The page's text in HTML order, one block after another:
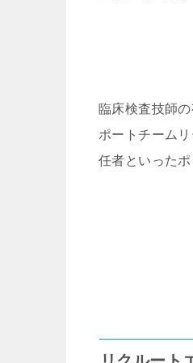
臨床検査技師
ポートチーム
任者といった